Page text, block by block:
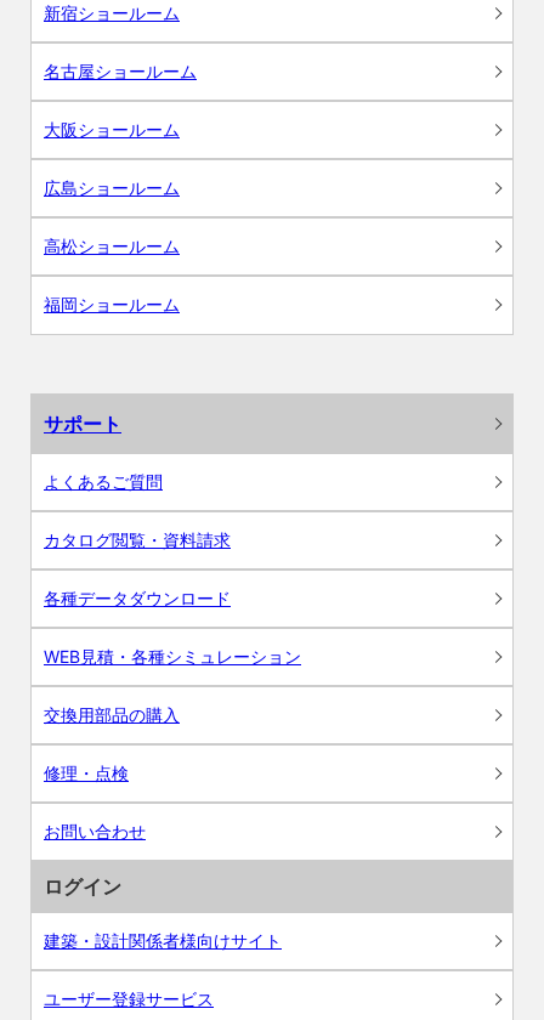
新宿ショールーム
名古屋ショールーム
大阪ショールーム
広島ショールーム
高松ショールーム
福岡ショールーム
サポート
よくあるご質問
カタログ閲覧・資料請求
各種データダウンロード
WEB見積・各種シミュレーション
交換用部品の購入
修理・点検
お問い合わせ
ログイン
建築・設計関係者様向けサイト
ユーザー登録サービス